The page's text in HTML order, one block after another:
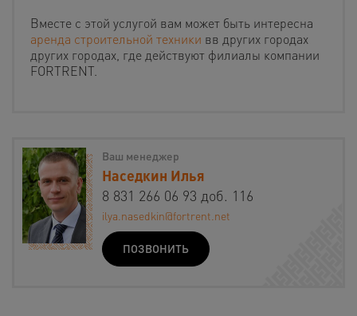
Вместе с этой услугой вам может быть интересна
аренда строительной техники вв других городах
других городах, где действуют филиалы компании
FORTRENT.
Ваш менеджер
Наседкин Илья
8 831 266 06 93 доб. 116
ilya.nasedkin@fortrent.net
ПОЗВОНИТЬ